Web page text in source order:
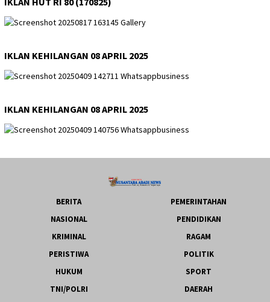
IKLAN KEHILANGAN 08 APRIL 2025
IKLAN KEHILANGAN 08 APRIL 2025
BERITA
PEMERINTAHAN
NASIONAL
PENDIDIKAN
KRIMINAL
RAGAM
PERISTIWA
POLITIK
HUKUM
SPORT
TNI/POLRI
DAERAH